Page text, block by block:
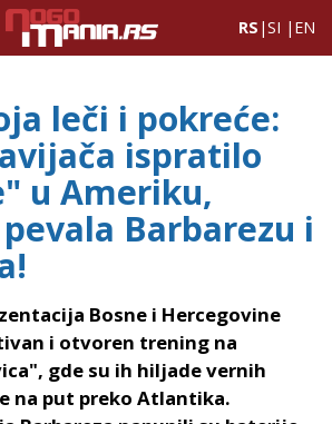
RS |SI | EN
leči i pokreće:
ispratilo
u Ameriku,
Barbarezu i
Bosne i Hercegovine
i otvoren trening na
gde su ih hiljade vernih
na put preko Atlantika.